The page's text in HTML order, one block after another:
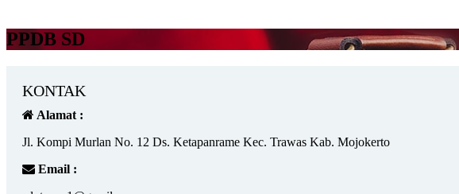
PPDB SD
KONTAK
Alamat :
Jl. Kompi Murlan No. 12 Ds. Ketapanrame Kec. Trawas Kab. Mojokerto
Email :